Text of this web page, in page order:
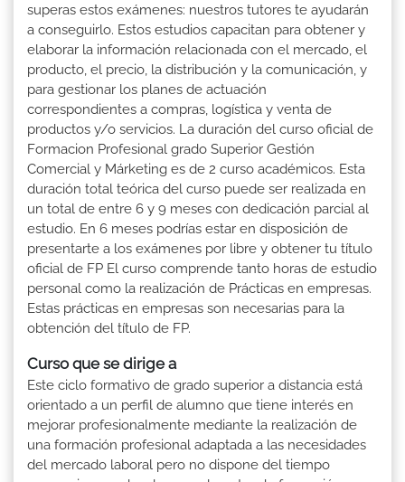
superas estos exámenes: nuestros tutores te ayudarán
a conseguirlo. Estos estudios capacitan para obtener y
elaborar la información relacionada con el mercado, el
producto, el precio, la distribución y la comunicación, y
para gestionar los planes de actuación
correspondientes a compras, logística y venta de
productos y/o servicios. La duración del curso oficial de
Formacion Profesional grado Superior Gestión
Comercial y Márketing es de 2 curso académicos. Esta
duración total teórica del curso puede ser realizada en
un total de entre 6 y 9 meses con dedicación parcial al
estudio. En 6 meses podrías estar en disposición de
presentarte a los exámenes por libre y obtener tu título
oficial de FP El curso comprende tanto horas de estudio
personal como la realización de Prácticas en empresas.
Estas prácticas en empresas son necesarias para la
obtención del título de FP.
Curso que se dirige a
Este ciclo formativo de grado superior a distancia está
orientado a un perfil de alumno que tiene interés en
mejorar profesionalmente mediante la realización de
una formación profesional adaptada a las necesidades
del mercado laboral pero no dispone del tiempo